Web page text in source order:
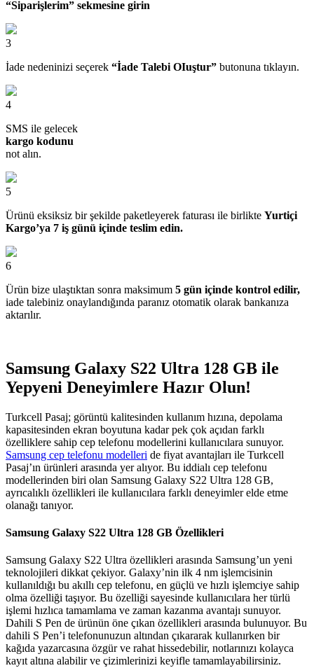
“Siparişlerim” sekmesine girin
3
İade nedeninizi seçerek “İade Talebi OIuştur” butonuna tıklayın.
4
SMS ile gelecek
kargo kodunu
not alın.
5
Ürünü eksiksiz bir şekilde paketleyerek faturası ile birlikte Yurtiçi
Kargo’ya 7 iş günü içinde teslim edin.
6
Ürün bize ulaştıktan sonra maksimum 5 gün içinde kontrol edilir,
iade talebiniz onaylandığında paranız otomatik olarak bankanıza
aktarılır.
Samsung Galaxy S22 Ultra 128 GB ile
Yepyeni Deneyimlere Hazır Olun!
Turkcell Pasaj; görüntü kalitesinden kullanım hızına, depolama
kapasitesinden ekran boyutuna kadar pek çok açıdan farklı
özelliklere sahip cep telefonu modellerini kullanıcılara sunuyor.
Samsung cep telefonu modelleri de fiyat avantajları ile Turkcell
Pasaj’ın ürünleri arasında yer alıyor. Bu iddialı cep telefonu
modellerinden biri olan Samsung Galaxy S22 Ultra 128 GB,
ayrıcalıklı özellikleri ile kullanıcılara farklı deneyimler elde etme
olanağı tanıyor.
Samsung Galaxy S22 Ultra 128 GB Özellikleri
Samsung Galaxy S22 Ultra özellikleri arasında Samsung’un yeni
teknolojileri dikkat çekiyor. Galaxy’nin ilk 4 nm işlemcisinin
kullanıldığı bu akıllı cep telefonu, en güçlü ve hızlı işlemciye sahip
olma özelliği taşıyor. Bu özelliği sayesinde kullanıcılara her türlü
işlemi hızlıca tamamlama ve zaman kazanma avantajı sunuyor.
Dahili S Pen de ürünün öne çıkan özellikleri arasında bulunuyor. Bu
dahili S Pen’i telefonunuzun altından çıkararak kullanırken bir
kağıda yazarcasına özgür ve rahat hissedebilir, notlarınızı kolayca
kayıt altına alabilir ve çizimlerinizi keyifle tamamlayabilirsiniz.